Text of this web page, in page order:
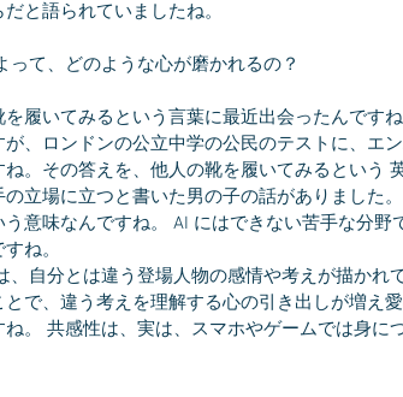
と語られていましたね。
って、どのような心が磨かれるの？
を履いてみるという言葉に最近出会ったんです
が、ロンドンの公立中学の公民のテストに、エ
ね。その答えを、他人の靴を履いてみるという
の立場に立つと書いた男の子の話がありました
う意味なんですね。 AI にはできない苦手な分野
ね。
とで、違う考えを理解する心の引き出しが増え
ね。 共感性は、実は、スマホやゲームでは身に